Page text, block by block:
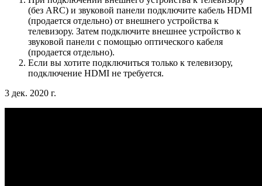
(без ARC) и звуковой панели подключите кабель HDMI
(продается отдельно) от внешнего устройства к
телевизору. Затем подключите внешнее устройство к
звуковой панели с помощью оптического кабеля
(продается отдельно).
Если вы хотите подключиться только к телевизору,
подключение HDMI не требуется.
3 дек. 2020 г.